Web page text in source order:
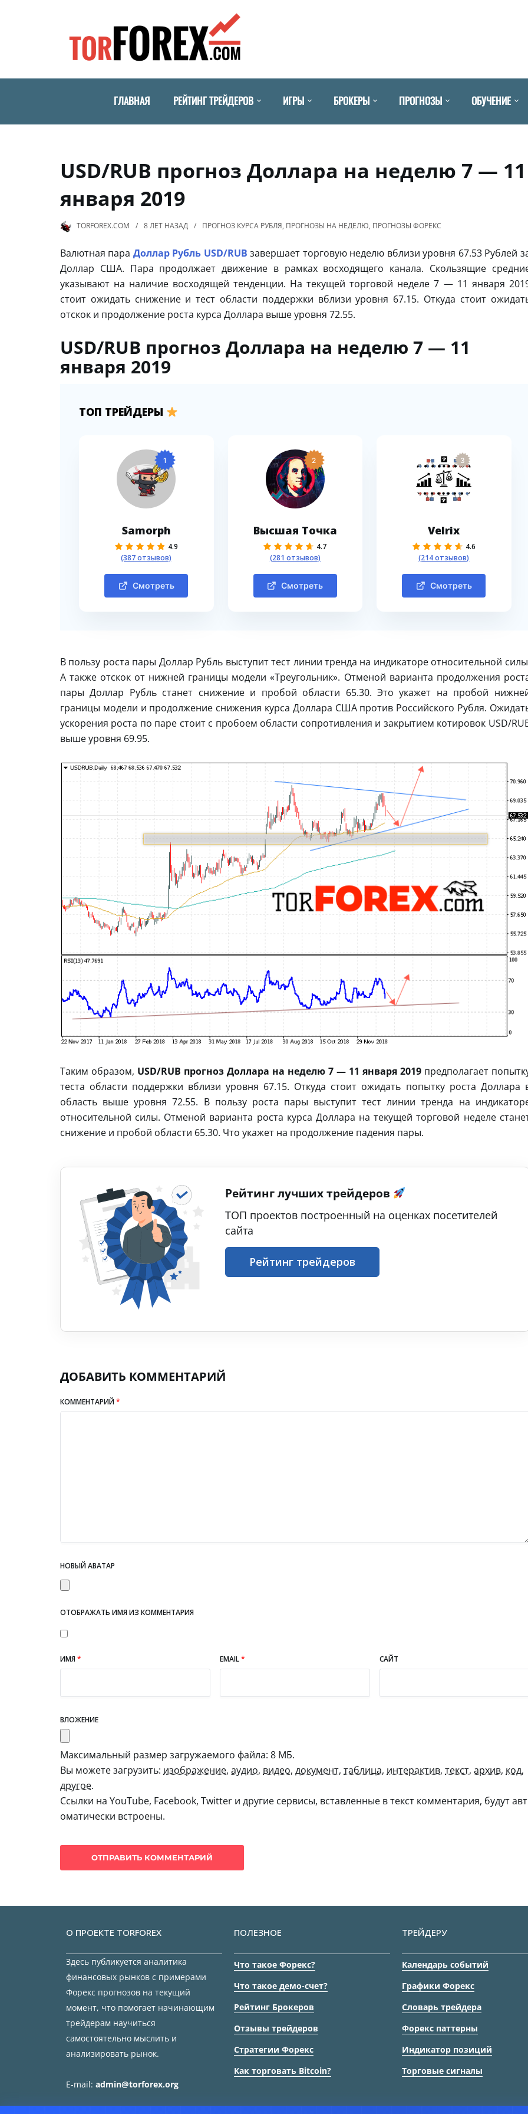
ГЛАВНАЯ РЕЙТИНГ ТРЕЙДЕРОВ ИГРЫ БРОКЕРЫ ПРОГНОЗЫ ОБУЧЕНИЕ
USD/RUB прогноз Доллара на неделю 7 — 11
января 2019
TORFOREX.COM 8 ЛЕТ НАЗАД ПРОГНОЗ КУРСА РУБЛЯ, ПРОГНОЗЫ НА НЕДЕЛЮ, ПРОГНОЗЫ ФОРЕКС
Валютная пара Доллар Рубль USD/RUB завершает торговую неделю вблизи уровня 67.53 Рублей
Доллар США. Пара продолжает движение в рамках восходящего канала. Скользящие
указывают на наличие восходящей тенденции. На текущей торговой неделе 7 — 11 января
стоит ожидать снижение и тест области поддержки вблизи уровня 67.15. Откуда стоит
отскок и продолжение роста курса Доллара выше уровня 72.55.
USD/RUB прогноз Доллара на неделю 7 — 11
января 2019
ТОП ТРЕЙДЕРЫ
1
Samorph
4.9
(387 отзывов)
Смотреть
2
Высшая Точка
4.7
(281 отзывов)
Смотреть
3
Velrix
4.6
(214 отзывов)
Смотреть
В пользу роста пары Доллар Рубль выступит тест линии тренда на индикаторе относительной
А также отскок от нижней границы модели «Треугольник». Отменой варианта продолжения
пары Доллар Рубль станет снижение и пробой области 65.30. Это укажет на пробой
границы модели и продолжение снижения курса Доллара США против Российского Рубля.
ускорения роста по паре стоит с пробоем области сопротивления и закрытием котировок USD/
выше уровня 69.95.
Таким образом, USD/RUB прогноз Доллара на неделю 7 — 11 января 2019предполагает
теста области поддержки вблизи уровня 67.15. Откуда стоит ожидать попытку роста Доллара
область выше уровня 72.55. В пользу роста пары выступит тест линии тренда на
относительной силы. Отменой варианта роста курса Доллара на текущей торговой неделе
снижение и пробой области 65.30. Что укажет на продолжение падения пары.
Рейтинг лучших трейдеров
ТОП проектов построенный на оценках посетителей
сайта
Рейтинг трейдеров
ДОБАВИТЬ КОММЕНТАРИЙ
КОММЕНТАРИЙ*
НОВЫЙ АВАТАР
ОТОБРАЖАТЬ ИМЯ ИЗ КОММЕНТАРИЯ
ИМЯ* EMAIL* САЙТ
ВЛОЖЕНИЕ
Максимальный размер загружаемого файла: 8 МБ.
Вы можете загрузить: изображение, аудио, видео, документ, таблица, интерактив, текст, архив, код,
другое.
Ссылки на YouTube, Facebook, Twitter и другие сервисы, вставленные в текст комментария, будут авт
оматически встроены.
О ПРОЕКТЕ TORFOREX
Здесь публикуется аналитика
финансовых рынков с примерами
Форекс прогнозов на текущий
момент, что помогает начинающим
трейдерам научиться
самостоятельно мыслить и
анализировать рынок.
E-mail: admin@torforex.org
ПОЛЕЗНОЕ
Что такое Форекс?
Что такое демо-счет?
Рейтинг Брокеров
Отзывы трейдеров
Стратегии Форекс
Как торговать Bitcoin?
ТРЕЙДЕРУ
Календарь событий
Графики Форекс
Словарь трейдера
Форекс паттерны
Индикатор позиций
Торговые сигналы